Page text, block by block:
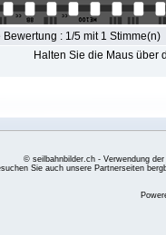
: 1/5 mit 1 Stimme(n)
Halten Sie die Maus über
© seilbahnbilder.ch - Verwendung
Sie auch unsere Partnerseiten